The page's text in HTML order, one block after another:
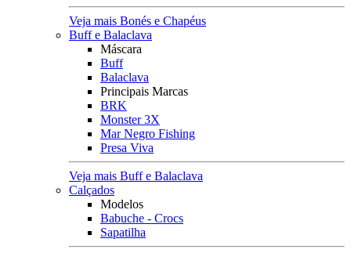
Veja mais Bonés e Chapéus
Buff e Balaclava
Máscara
Buff
Balaclava
Principais Marcas
BRK
Monster 3X
Mar Negro Fishing
Presa Viva
Veja mais Buff e Balaclava
Calçados
Modelos
Babuche - Crocs
Sapatilha